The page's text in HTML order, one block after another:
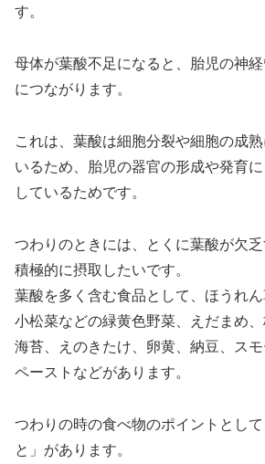
す。
母体が葉酸不足になると、胎児の神
につながります。
これは、葉酸は細胞分裂や細胞の成
いるため、胎児の器官の形成や発育
しているためです。
つわりのときには、とくに葉酸が欠乏
積極的に摂取したいです。
葉酸を多く含む食品として、ほうれん
小松菜などの緑黄色野菜、えだまめ
海苔、えのきたけ、卵黄、納豆、ス
ペーストなどがあります。
つわりの時の食べ物のポイントとし
と」があります。